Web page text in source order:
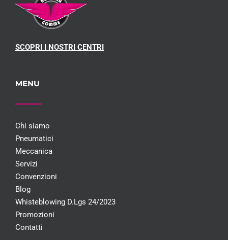
SCOPRI I NOSTRI CENTRI
MENU
Chi siamo
Pneumatici
Meccanica
Servizi
Convenzioni
Blog
Whisteblowing D.Lgs 24/2023
Promozioni
Contatti